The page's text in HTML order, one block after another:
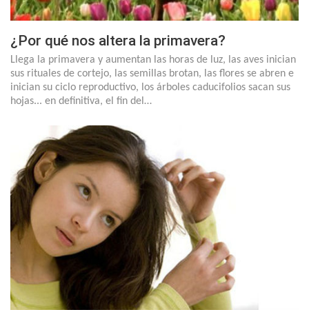
¿Por qué nos altera la primavera?
Llega la primavera y aumentan las horas de luz, las aves inician
sus rituales de cortejo, las semillas brotan, las flores se abren e
inician su ciclo reproductivo, los árboles caducifolios sacan sus
hojas... en definitiva, el fin del…